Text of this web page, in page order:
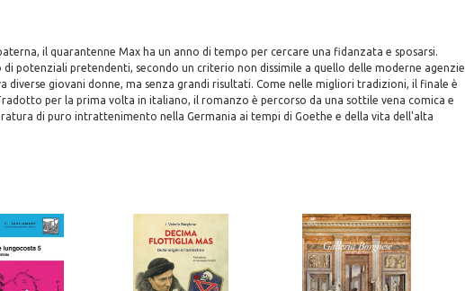
il quarantenne Max ha un anno di tempo per cercare una fidanzata e sposarsi.
di potenziali pretendenti, secondo un criterio non dissimile a quello delle moderne agenzie
diverse giovani donne, ma senza grandi risultati. Come nelle migliori tradizioni, il finale è
per la prima volta in italiano, il romanzo è percorso da una sottile vena comica e
di puro intrattenimento nella Germania ai tempi di Goethe e della vita dell'alta